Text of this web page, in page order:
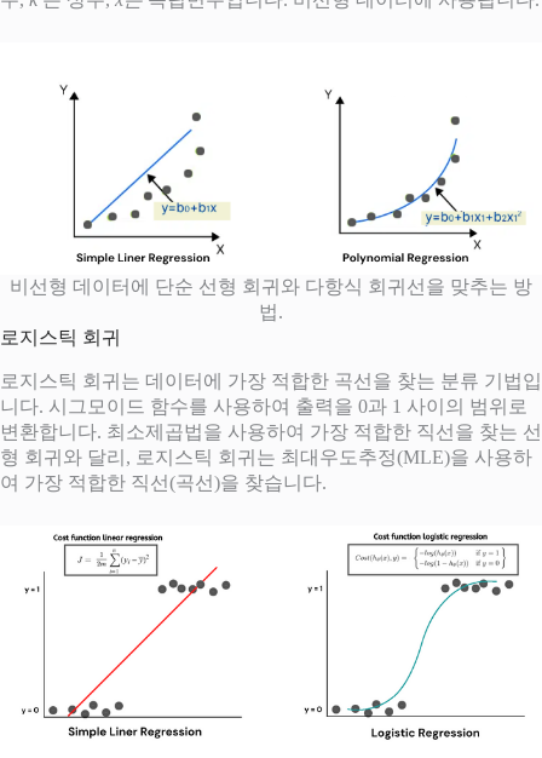
비선형 데이터에 단순 선형 회귀와 다항식 회귀선을 맞추는 방
법.
로지스틱 회귀
로지스틱 회귀는 데이터에 가장 적합한 곡선을 찾는 분류 기법입
니다. 시그모이드 함수를 사용하여 출력을 0과 1 사이의 범위로
변환합니다. 최소제곱법을 사용하여 가장 적합한 직선을 찾는 선
형 회귀와 달리, 로지스틱 회귀는 최대우도추정(MLE)을 사용하
여 가장 적합한 직선(곡선)을 찾습니다.